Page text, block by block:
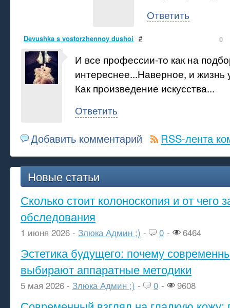
Ответить
Devushka s vostorzhennoy dushoi # 0
И все профессии-то как на
интереснее...Наверное, и жизнь
Как произведение искусства...
Ответить
Добавить комментарий RSS-лента
Новые статьи
Сколько стоит колоноскопия и от чего
обследования
1 июня 2026 - Злюка Админ ;) - 0 - 6464
Эстетика будущего: почему
выбирают аппаратные методики
5 мая 2026 - Злюка Админ ;) - 0 - 9608